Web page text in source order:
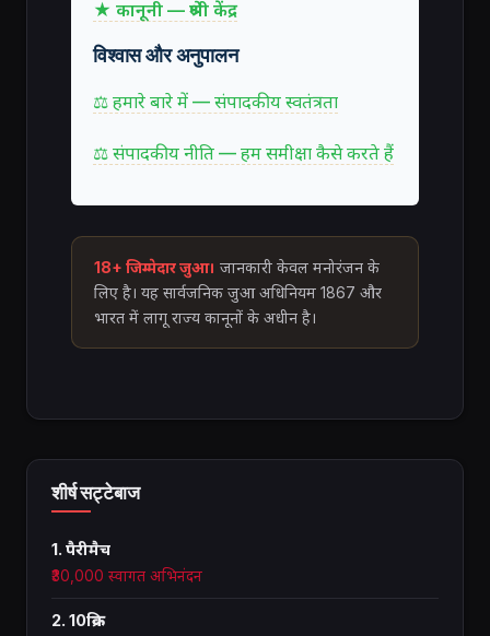
★ कानूनी — श्रेणी केंद्र
विश्वास और अनुपालन
⚖ हमारे बारे में — संपादकीय स्वतंत्रता
⚖ संपादकीय नीति — हम समीक्षा कैसे करते हैं
18+ जिम्मेदार जुआ। जानकारी केवल मनोरंजन के
लिए है। यह सार्वजनिक जुआ अधिनियम 1867 और
भारत में लागू राज्य कानूनों के अधीन है।
शीर्ष सट्टेबाज
1. पैरीमैच
₹30,000 स्वागत अभिनंदन
2. 10क्रिक